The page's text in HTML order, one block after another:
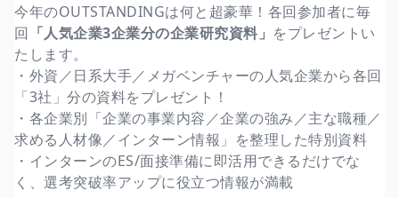
今年のOUTSTANDINGは何と超豪華！各回参加者に毎
回 「人気企業3企業分の企業研究資料」 をプレゼントい
たします。
・外資／日系大手／メガベンチャーの人気企業から各回
「3社」分の資料をプレゼント！
・各企業別「企業の事業内容／企業の強み／主な職種／
求める人材像／インターン情報」を整理した特別資料
・インターンのES/面接準備に即活用できるだけでな
く、選考突破率アップに役立つ情報が満載